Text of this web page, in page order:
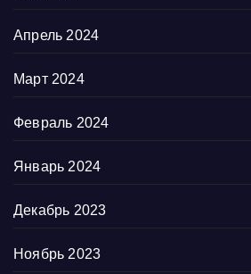
Апрель 2024
Март 2024
Февраль 2024
Январь 2024
Декабрь 2023
Ноябрь 2023